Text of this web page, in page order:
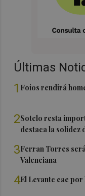
Últimas
1 Foios rendirá
2Sotelo resta
destaca la solidez
3Ferran Torres
Valenciana
4El Levante cae